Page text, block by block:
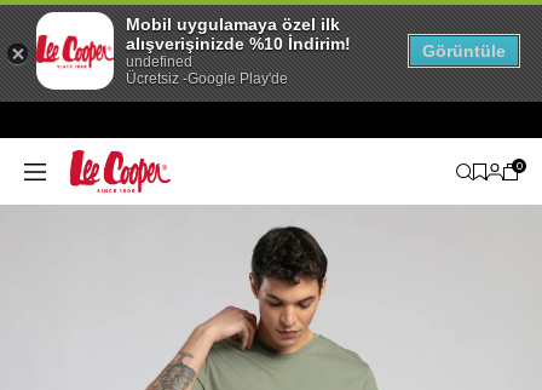
0
Mobil uygulamaya özel ilk
alışverişinizde %10 İndirim!
undefined
Ücretsiz -Google Play'de
Görüntüle